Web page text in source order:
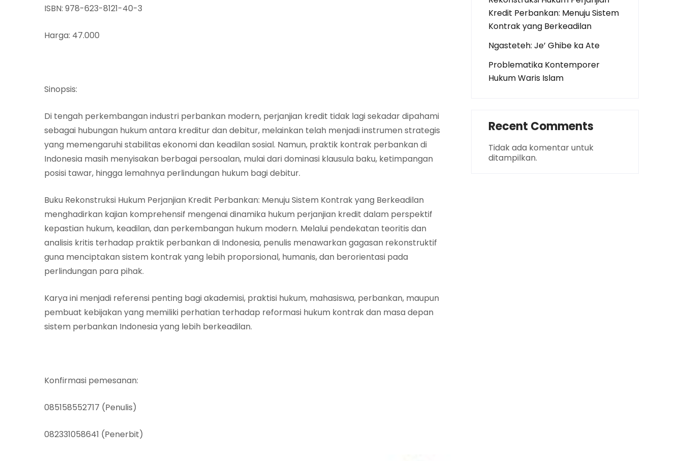
ISBN: 978-623-8121-40-3
Harga: 47.000
Sinopsis:
Di tengah perkembangan industri perbankan modern, perjanjian kredit tidak lagi sekadar dipahami
sebagai hubungan hukum antara kreditur dan debitur, melainkan telah menjadi instrumen strategis
yang memengaruhi stabilitas ekonomi dan keadilan sosial. Namun, praktik kontrak perbankan di
Indonesia masih menyisakan berbagai persoalan, mulai dari dominasi klausula baku, ketimpangan
posisi tawar, hingga lemahnya perlindungan hukum bagi debitur.
Buku Rekonstruksi Hukum Perjanjian Kredit Perbankan: Menuju Sistem Kontrak yang Berkeadilan
menghadirkan kajian komprehensif mengenai dinamika hukum perjanjian kredit dalam perspektif
kepastian hukum, keadilan, dan perkembangan hukum modern. Melalui pendekatan teoritis dan
analisis kritis terhadap praktik perbankan di Indonesia, penulis menawarkan gagasan rekonstruktif
guna menciptakan sistem kontrak yang lebih proporsional, humanis, dan berorientasi pada
perlindungan para pihak.
Karya ini menjadi referensi penting bagi akademisi, praktisi hukum, mahasiswa, perbankan, maupun
pembuat kebijakan yang memiliki perhatian terhadap reformasi hukum kontrak dan masa depan
sistem perbankan Indonesia yang lebih berkeadilan.
Konfirmasi pemesanan:
085158552717 (Penulis)
082331058641 (Penerbit)
Kredit Perbankan: Menuju Sistem
Kontrak yang Berkeadilan
Ngasteteh: Je’ Ghibe ka Ate
Problematika Kontemporer
Hukum Waris Islam
Recent Comments
Tidak ada komentar untuk
ditampilkan.